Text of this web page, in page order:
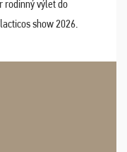
rodinný výlet do
show 2026.
previe ...